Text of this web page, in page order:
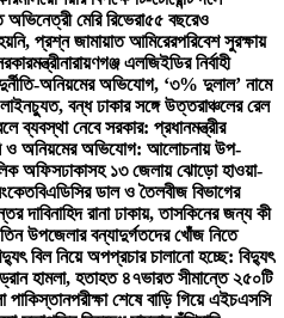
মেরি রিভেরা৫৫ বছরেও
প্রশ্ন জামায়াত আমিরেরপরিবেশ সুরক্ষায়
নারায়ণগঞ্জ এলজিইডির নির্বাহী
অনিয়মের অভিযোগ, ‘৩% দুলাল’ নামে
বন্ধ ঢাকার সঙ্গে উত্তরাঞ্চলের রেল
ব্যবস্থা নেবে সরকার: প্রধানমন্ত্রীর
ও অনিয়মের অভিযোগ: আলোচনায় উপ-
অফিসঢাকাসহ ১৩ জেলায় ঝোড়ো হাওয়া-
বিএডিসির ডাল ও তৈলবীজ বিভাগের
দাবিনাহিদ রানা ঢাকায়, তাসকিনের জন্য কী
তিন উপজেলার বন্যাদুর্গতদের খোঁজ নিতে
বিল নিয়ে অপপ্রচার চালানো হচ্ছে: বিদ্যুৎ
হামলা, হতাহত ৪৭ভারত সীমান্তে ২৫০টি
পাকিস্তানপরীক্ষা শেষে বাড়ি গিয়ে এইচএসসি